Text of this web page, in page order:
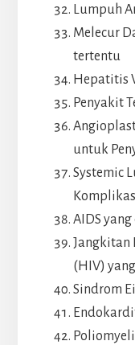
Lumpuh
Melecur
tertentu
Hepatitis
Penyakit
untuk
Systemic
AIDS
Jangkitan
(HIV)
Sindrom